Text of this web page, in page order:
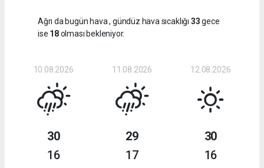
Ağrı da bugün hava, gündüz hava sıcaklığı 33gece
ise 18olması bekleniyor.
10.08.2026
30
16
11.08.2026
29
17
12.08.2026
30
16